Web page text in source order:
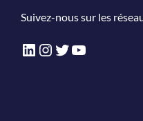
Suivez-nous sur les
LinkedIn
Instagram
Twitter
YouTube